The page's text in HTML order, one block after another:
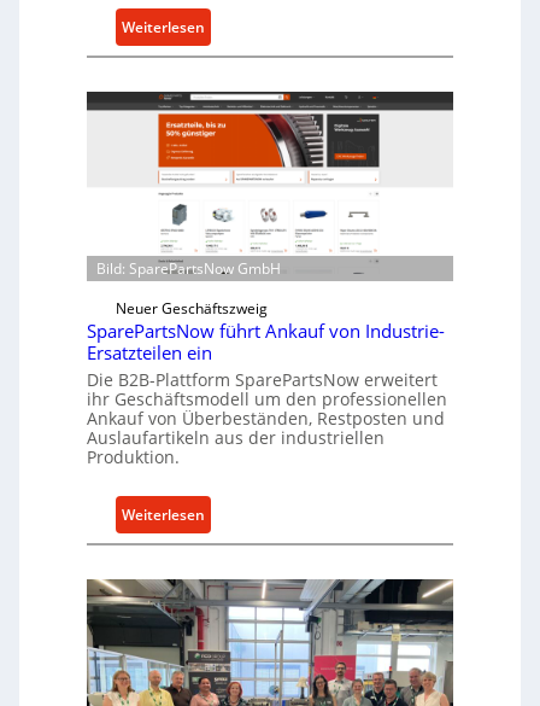
u
t
z
f
ü
r
i
i
r
k
t
A
n
t
i
e
b
Weiterlesen:
C
l
l
n
t
w
i
c
k
e
l
t
-
l
a
t
t
f
Bild: SparePartsNow GmbH
Neuer Geschäftszweig
SparePartsNow führt Ankauf von Industrie-
Ersatzteilen ein
Die B2B-Plattform SparePartsNow erweitert
ihr Geschäftsmodell um den professionellen
Ankauf von Überbeständen, Restposten und
Auslaufartikeln aus der industriellen
Produktion.
Weiterlesen:
S
a
r
e
P
a